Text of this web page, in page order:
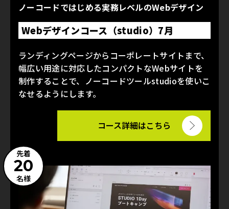
ノーコードではじめる実務レベルのWebデザイン
Webデザインコース（studio）7月
ランディングページからコーポレートサイトまで、
幅広い用途に対応したコンパクトなWebサイトを
制作することで、ノーコードツールstudioを使いこ
なせるようにします。
コース詳細はこちら
先着
20
名様